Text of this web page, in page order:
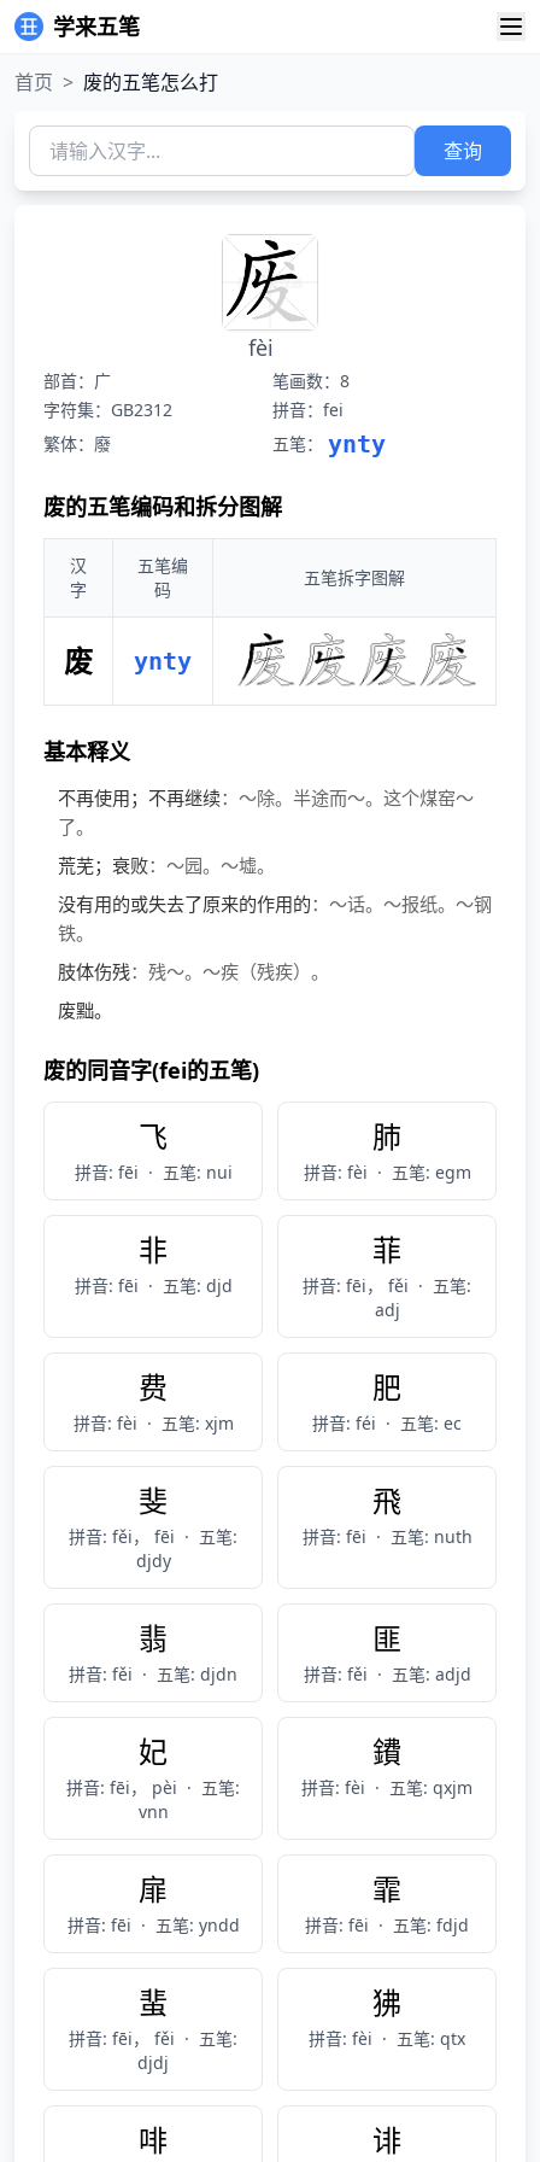
学来五笔
首页 > 废的五笔怎么打
查询
fèi
部首：广
笔画数：8
字符集：GB2312
拼音：fei
繁体：廢
五笔： ynty
废的五笔编码和拆分图解
汉
字
五笔编
码
五笔拆字图解
废 ynty
基本释义
不再使用；不再继续：～除。半途而～。这个煤窑～
了。
荒芜；衰败：～园。～墟。
没有用的或失去了原来的作用的：～话。～报纸。～钢
铁。
肢体伤残：残～。～疾（残疾）。
废黜。
废的同音字(fei的五笔)
飞
拼音: fēi · 五笔: nui
肺
拼音: fèi · 五笔: egm
非
拼音: fēi · 五笔: djd
菲
拼音: fēi， fěi · 五笔:
adj
费
拼音: fèi · 五笔: xjm
肥
拼音: féi · 五笔: ec
斐
拼音: fěi， fēi · 五笔:
djdy
飛
拼音: fēi · 五笔: nuth
翡
拼音: fěi · 五笔: djdn
匪
拼音: fěi · 五笔: adjd
妃
拼音: fēi， pèi · 五笔:
vnn
鐨
拼音: fèi · 五笔: qxjm
扉
拼音: fēi · 五笔: yndd
霏
拼音: fēi · 五笔: fdjd
蜚
拼音: fēi， fěi · 五笔:
djdj
狒
拼音: fèi · 五笔: qtx
啡 诽